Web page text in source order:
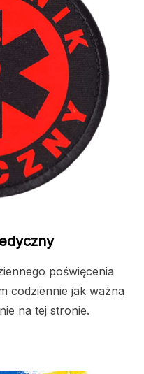
poświęcenia
codziennie jak ważna
na tej stronie.